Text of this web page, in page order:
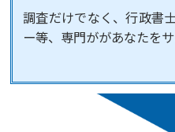
調査だけでなく、行政書
ー等、専門ががあなたを